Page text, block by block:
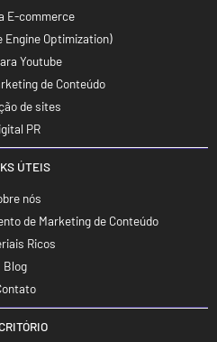
E-commerce
Engine Optimization)
Youtube
de Conteúdo
de sites
PR
ÚTEIS
nós
de Marketing de Conteúdo
Ricos
Blog